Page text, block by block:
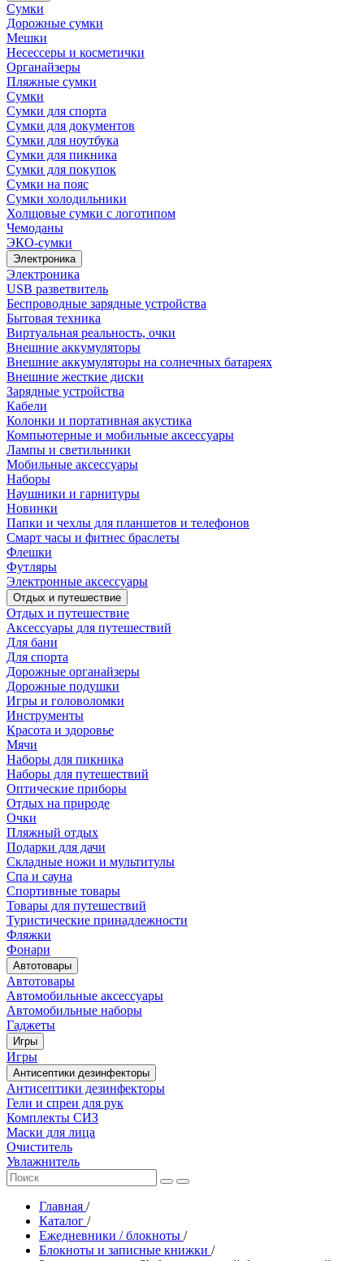
Сумки
Дорожные сумки
Мешки
Несессеры и косметички
Органайзеры
Пляжные сумки
Сумки
Сумки для спорта
Сумки для документов
Сумки для ноутбука
Сумки для пикника
Сумки для покупок
Сумки на пояс
Сумки холодильники
Холщовые сумки с логотипом
Чемоданы
ЭКО-сумки
Электроника
Электроника
USB разветвитель
Беспроводные зарядные устройства
Бытовая техника
Виртуальная реальность, очки
Внешние аккумуляторы
Внешние аккумуляторы на солнечных батареях
Внешние жесткие диски
Зарядные устройства
Кабели
Колонки и портативная акустика
Компьютерные и мобильные аксессуары
Лампы и светильники
Мобильные аксессуары
Наборы
Наушники и гарнитуры
Новинки
Папки и чехлы для планшетов и телефонов
Смарт часы и фитнес браслеты
Флешки
Футляры
Электронные аксессуары
Отдых и путешествие
Отдых и путешествие
Аксессуары для путешествий
Для бани
Для спорта
Дорожные органайзеры
Дорожные подушки
Игры и головоломки
Инструменты
Красота и здоровье
Мячи
Наборы для пикника
Наборы для путешествий
Оптические приборы
Отдых на природе
Очки
Пляжный отдых
Подарки для дачи
Складные ножи и мультитулы
Спа и сауна
Спортивные товары
Товары для путешествий
Туристические принадлежности
Фляжки
Фонари
Автотовары
Автотовары
Автомобильные аксессуары
Автомобильные наборы
Гаджеты
Игры
Игры
Антисептики дезинфекторы
Антисептики дезинфекторы
Гели и спреи для рук
Комплекты СИЗ
Маски для лица
Очиститель
Увлажнитель
Главная /
Каталог /
Ежедневники / блокноты /
Блокноты и записные книжки /